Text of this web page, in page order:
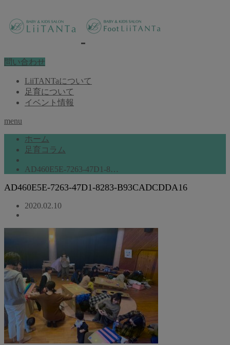
問い合わせ
LiiTANTaについて
足育について
イベント情報
menu
ホーム
足育コラム
AD460E5E-7263-47D1-8…
AD460E5E-7263-47D1-8283-B93CADCDDA16
2020.02.10